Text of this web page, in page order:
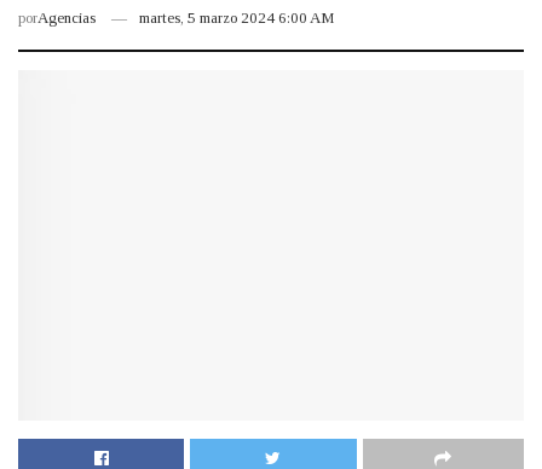
porAgencias martes, 5 marzo 2024 6:00 AM